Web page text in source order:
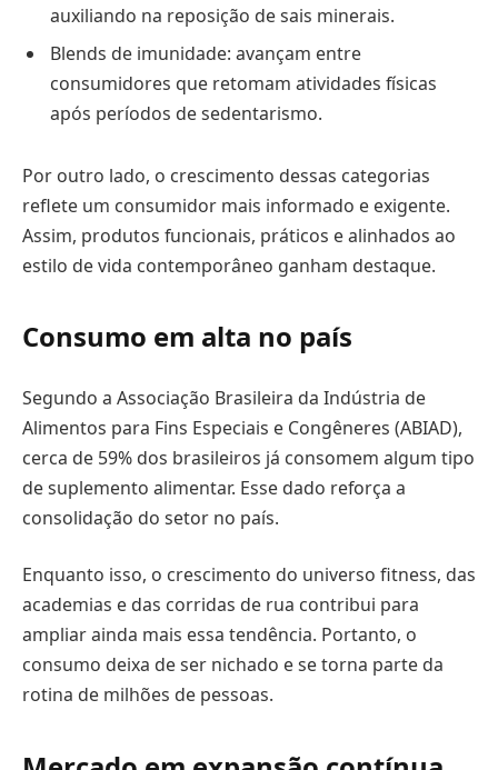
auxiliando na reposição de sais minerais.
Blends de imunidade: avançam entre
consumidores que retomam atividades físicas
após períodos de sedentarismo.
Por outro lado, o crescimento dessas categorias
reflete um consumidor mais informado e exigente.
Assim, produtos funcionais, práticos e alinhados ao
estilo de vida contemporâneo ganham destaque.
Consumo em alta no país
Segundo a Associação Brasileira da Indústria de
Alimentos para Fins Especiais e Congêneres (ABIAD),
cerca de 59% dos brasileiros já consomem algum tipo
de suplemento alimentar. Esse dado reforça a
consolidação do setor no país.
Enquanto isso, o crescimento do universo fitness, das
academias e das corridas de rua contribui para
ampliar ainda mais essa tendência. Portanto, o
consumo deixa de ser nichado e se torna parte da
rotina de milhões de pessoas.